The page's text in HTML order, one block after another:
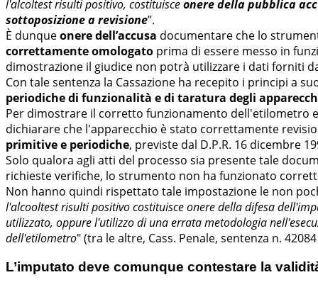
l'alcoltest risulti positivo, costituisceonere della pubblica
sottoposizione a revisione”.
È dunqueonere dell’accusa documentare che lo
correttamente omologato prima di essere messo in
dimostrazione il giudice non potrà utilizzare i dati forniti
Con tale sentenza la Cassazione ha recepito i principi a
periodiche di funzionalità e di taratura degli
Per dimostrare il corretto funzionamento dell'etilometro
dichiarare che l'apparecchio è stato correttamente
primitive e periodiche, previste dal D.P.R. 16 dicembre
Solo qualora agli atti del processo sia presente tale
richieste verifiche, lo strumento non ha funzionato
Non hanno quindi rispettato tale impostazione le non
l'alcooltest risulti positivo costituisce onere della difesa
utilizzato, oppure l'utilizzo di una errata metodologia
dell'etilometro" (tra le altre, Cass. Penale, sentenza n.
L’imputato deve comunque contestare la